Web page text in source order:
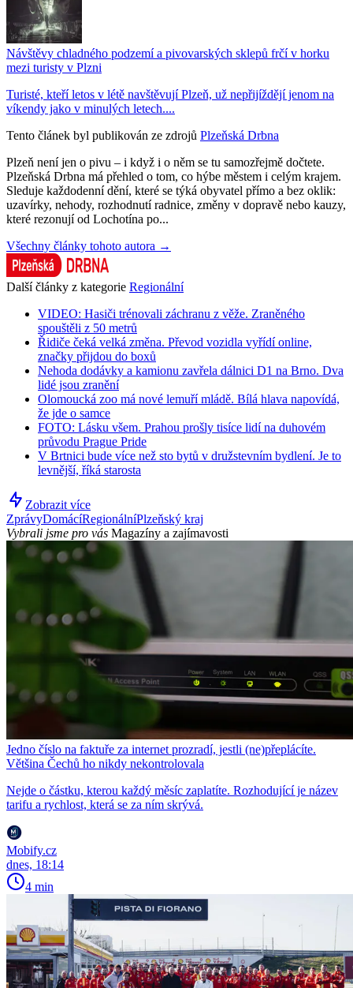
Návštěvy chladného podzemí a pivovarských sklepů frčí v horku
mezi turisty v Plzni
Turisté, kteří letos v létě navštěvují Plzeň, už nepřijíždějí jenom na
víkendy jako v minulých letech....
Tento článek byl publikován ze zdrojů Plzeňská Drbna
Plzeň není jen o pivu – i když i o něm se tu samozřejmě dočtete.
Plzeňská Drbna má přehled o tom, co hýbe městem i celým krajem.
Sleduje každodenní dění, které se týká obyvatel přímo a bez oklik:
uzavírky, nehody, rozhodnutí radnice, změny v dopravě nebo kauzy,
které rezonují od Lochotína po...
Všechny články tohoto autora →
Další články z kategorie Regionální
VIDEO: Hasiči trénovali záchranu z věže. Zraněného
spouštěli z 50 metrů
Řidiče čeká velká změna. Převod vozidla vyřídí online,
značky přijdou do boxů
Nehoda dodávky a kamionu zavřela dálnici D1 na Brno. Dva
lidé jsou zranění
Olomoucká zoo má nové lemuří mládě. Bílá hlava napovídá,
že jde o samce
FOTO: Lásku všem. Prahou prošly tisíce lidí na duhovém
průvodu Prague Pride
V Brtnici bude více než sto bytů v družstevním bydlení. Je to
levnější, říká starosta
Zobrazit více
ZprávyDomácíRegionálníPlzeňský kraj
Vybrali jsme pro vás Magazíny a zajímavosti
Jedno číslo na faktuře za internet prozradí, jestli (ne)přeplácíte.
Většina Čechů ho nikdy nekontrolovala
Nejde o částku, kterou každý měsíc zaplatíte. Rozhodující je název
tarifu a rychlost, která se za ním skrývá.
Mobify.cz
dnes, 18:14
4 min